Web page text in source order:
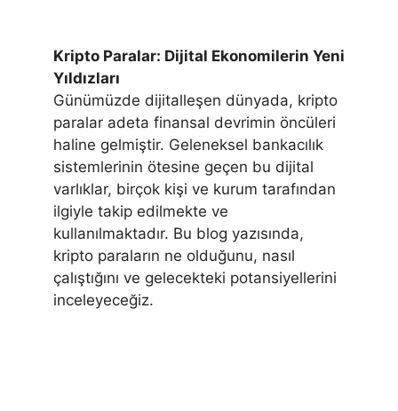
Kripto Paralar: Dijital Ekonomilerin Yeni
Yıldızları
Günümüzde dijitalleşen dünyada, kripto
paralar adeta finansal devrimin öncüleri
haline gelmiştir. Geleneksel bankacılık
sistemlerinin ötesine geçen bu dijital
varlıklar, birçok kişi ve kurum tarafından
ilgiyle takip edilmekte ve
kullanılmaktadır. Bu blog yazısında,
kripto paraların ne olduğunu, nasıl
çalıştığını ve gelecekteki potansiyellerini
inceleyeceğiz.